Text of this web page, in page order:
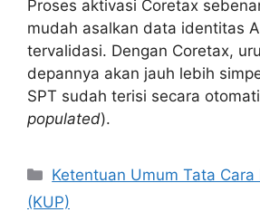
Proses aktivasi Coretax
mudah asalkan data identitas
tervalidasi. Dengan Coretax,
depannya akan jauh lebih
SPT sudah terisi secara
populated).
Categories
Ketentuan Umum Tata Cara
(KUP)